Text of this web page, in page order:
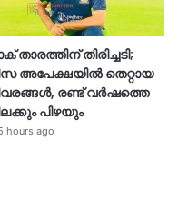
താരത്തിന് തിരിച്ചടി;
അപേക്ഷയിൽ തെറ്റായ
രണ്ട് വർഷത്തെ
പിഴയും
hours ago